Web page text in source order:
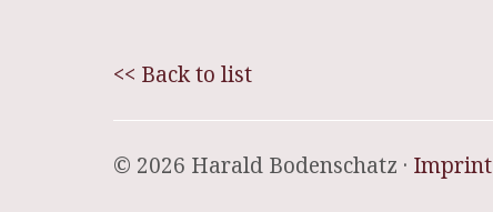
<< Back to list
© 2026 Harald Bodenschatz · Imprint